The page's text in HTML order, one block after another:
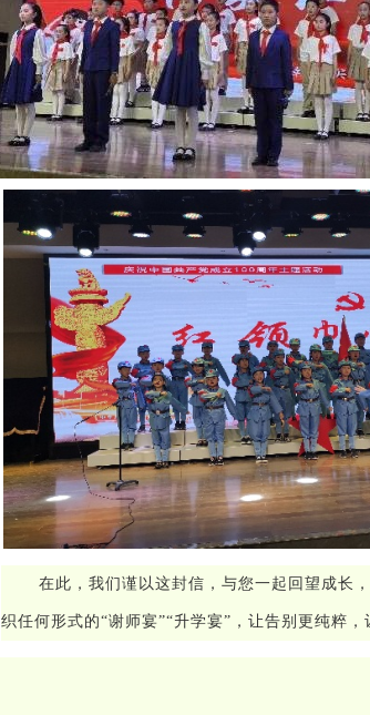
在此，我们谨以这封信，与您一起回望成长
织任何形式的“谢师宴”“升学宴” ，让告别更纯粹，